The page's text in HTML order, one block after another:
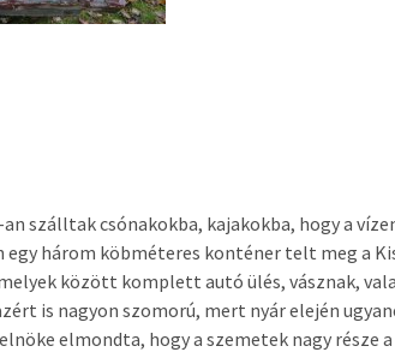
szálltak csónakokba, kajakokba, hogy a
egy három köbméteres konténer telt meg a
között komplett autó ülés, vásznak,
is nagyon szomorú, mert nyár elején
elmondta, hogy a szemetek nagy része